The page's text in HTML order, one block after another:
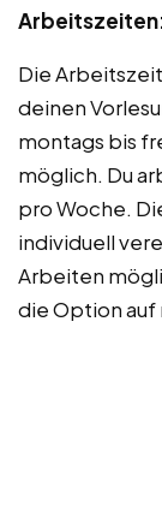
Die
deinen
montags bis
möglich. Du
pro Woche.
individuell
Arbeiten
die Option auf